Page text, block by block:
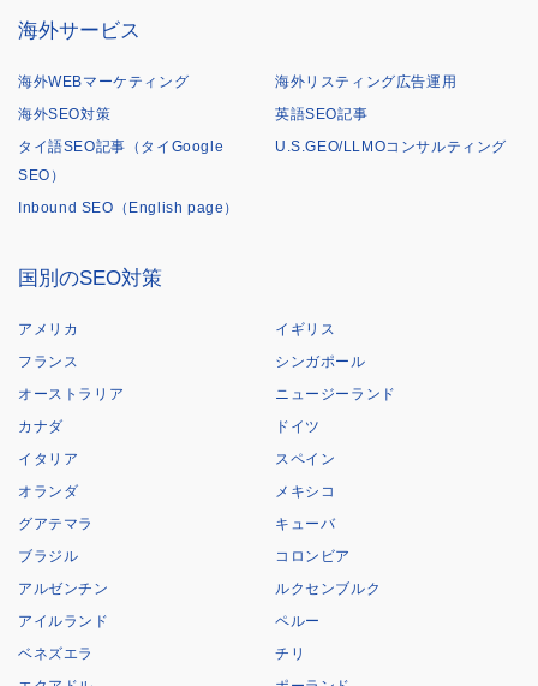
海外サービス
海外WEBマーケティング
海外リスティング広告運用
海外SEO対策
英語SEO記事
タイ語SEO記事（タイGoogle
SEO）
U.S.GEO/LLMOコンサルティング
Inbound SEO（English page）
国別のSEO対策
アメリカ
イギリス
フランス
シンガポール
オーストラリア
ニュージーランド
カナダ
ドイツ
イタリア
スペイン
オランダ
メキシコ
グアテマラ
キューバ
ブラジル
コロンビア
アルゼンチン
ルクセンブルク
アイルランド
ペルー
ベネズエラ
チリ